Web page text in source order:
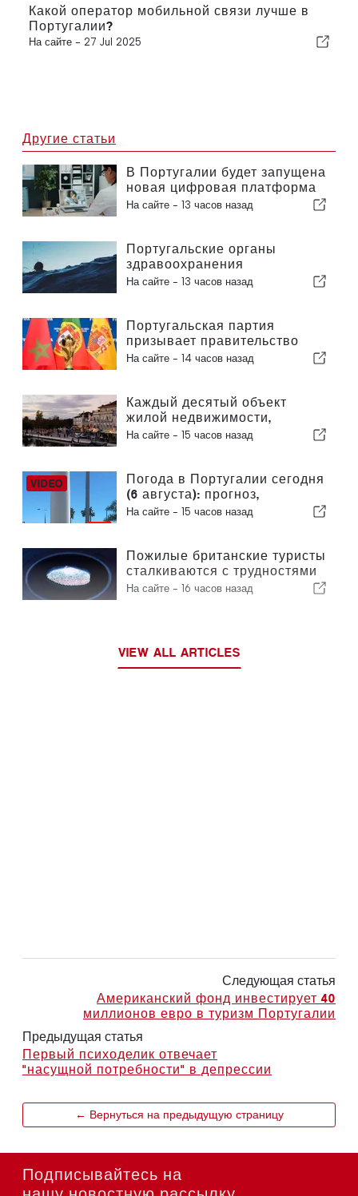
Какой оператор мобильной связи лучше в
Португалии?
На сайте - 27 Jul 2025
Другие статьи
В Португалии будет запущена
новая цифровая платформа
в сфере здравоохранения
На сайте - 13 часов назад
Португальские органы
здравоохранения
предупреждают об опасности
На сайте - 13 часов назад
Португальская партия
призывает правительство
пересмотреть решение о
2030 года в связи с кризисом
вокруг Сеуты
На сайте - 14 часов назад
Каждый десятый объект
жилой недвижимости,
выставленный на продажу в
На сайте - 15 часов назад
Погода в Португалии сегодня
(6 августа): прогноз,
температура и что ожидать
На сайте - 15 часов назад
Пожилые британские туристы
сталкиваются с трудностями
в связи с введением в
На сайте - 16 часов назад
VIEW ALL ARTICLES
Следующая статья
Американский фонд инвестирует 40
миллионов евро в туризм Португалии
Предыдущая статья
Первый психоделик отвечает
"насущной потребности" в депрессии
← Вернуться на предыдущую страницу
Подписывайтесь на